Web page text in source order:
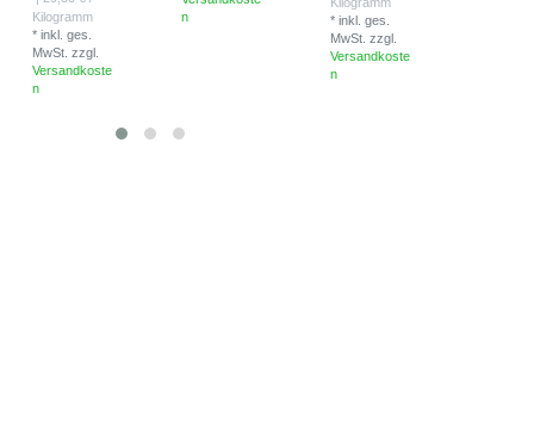
Kilogramm
*inkl. ges.
MwSt. zzgl.
Versandkoste
n
n
*inkl. ges.
MwSt. zzgl.
Versandkoste
n